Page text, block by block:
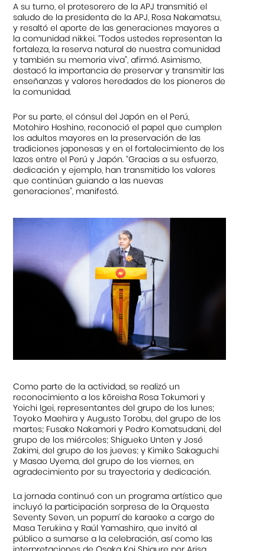
A su turno, el protesorero de la APJ transmitió el
saludo de la presidenta de la APJ, Rosa Nakamatsu,
y resaltó el aporte de las generaciones mayores a
la comunidad nikkei. “Todos ustedes representan la
fortaleza, la reserva natural de nuestra comunidad
y también su memoria viva”, afirmó. Asimismo,
destacó la importancia de preservar y transmitir las
enseñanzas y valores heredados de los pioneros de
la comunidad.
Por su parte, el cónsul del Japón en el Perú,
Motohiro Hoshino, reconoció el papel que cumplen
los adultos mayores en la preservación de las
tradiciones japonesas y en el fortalecimiento de los
lazos entre el Perú y Japón. “Gracias a su esfuerzo,
dedicación y ejemplo, han transmitido los valores
que continúan guiando a las nuevas
generaciones”, manifestó.
Como parte de la actividad, se realizó un
reconocimiento a los kōreisha Rosa Tokumori y
Yoichi Igei, representantes del grupo de los lunes;
Toyoko Maehira y Augusto Torobu, del grupo de los
martes; Fusako Nakamori y Pedro Komatsudani, del
grupo de los miércoles; Shigueko Unten y José
Zakimi, del grupo de los jueves; y Kimiko Sakaguchi
y Masao Uyema, del grupo de los viernes, en
agradecimiento por su trayectoria y dedicación.
La jornada continuó con un programa artístico que
incluyó la participación sorpresa de la Orquesta
Seventy Seven, un popurrí de karaoke a cargo de
Masa Terukina y Raúl Yamashiro, que invitó al
público a sumarse a la celebración, así como las